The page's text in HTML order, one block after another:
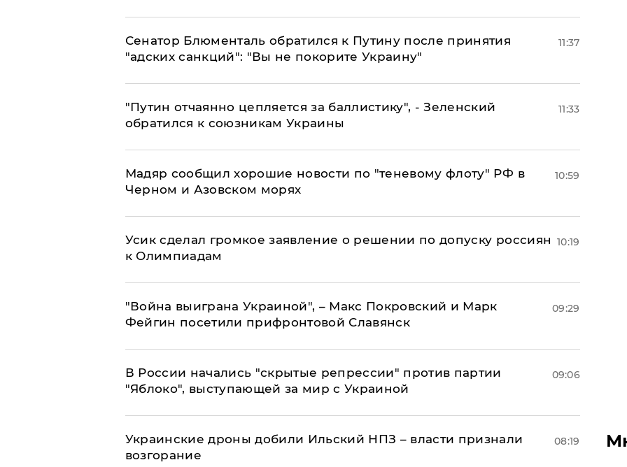
Сенатор Блюменталь обратился к Путину после принятия
"адских санкций": "Вы не покорите Украину"
11:37
"Путин отчаянно цепляется за баллистику", - Зеленский
обратился к союзникам Украины
11:33
Мадяр сообщил хорошие новости по "теневому флоту" РФ в
Черном и Азовском морях
10:59
Усик сделал громкое заявление о решении по допуску россиян
к Олимпиадам
10:19
"Война выиграна Украиной", – Макс Покровский и Марк
Фейгин посетили прифронтовой Славянск
09:29
В России начались "скрытые репрессии" против партии
"Яблоко", выступающей за мир с Украиной
09:06
Украинские дроны добили Ильский НПЗ – власти признали
возгорание
08:19